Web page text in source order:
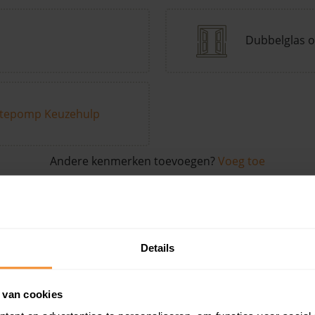
Details
cookies
Dubbelglas
Keuzehulp
Andere kenmerken toevoegen? Voeg toe
de buurt